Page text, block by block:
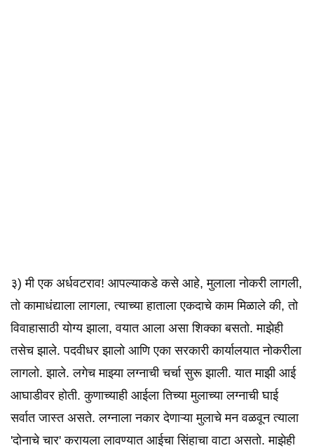
३) मी एक अर्धवटराव! आपल्याकडे कसे आहे, मुलाला नोकरी लागली,
तो कामाधंद्याला लागला, त्याच्या हाताला एकदाचे काम मिळाले की, तो
विवाहासाठी योग्य झाला, वयात आला असा शिक्का बसतो. माझेही
तसेच झाले. पदवीधर झालो आणि एका सरकारी कार्यालयात नोकरीला
लागलो. झाले. लगेच माझ्या लग्नाची चर्चा सुरू झाली. यात माझी आई
आघाडीवर होती. कुणाच्याही आईला तिच्या मुलाच्या लग्नाची घाई
सर्वात जास्त असते. लग्नाला नकार देणाऱ्या मुलाचे मन वळवून त्याला
'दोनाचे चार' करायला लावण्यात आईचा सिंहाचा वाटा असतो. माझेही